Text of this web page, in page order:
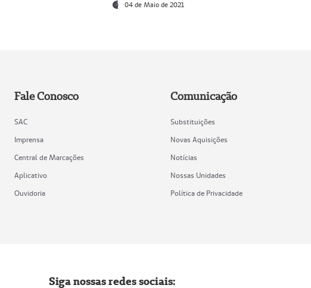
04 de Maio de 2021
Fale Conosco
SAC
Imprensa
Central de Marcações
Aplicativo
Ouvidoria
Comunicação
Substituições
Novas Aquisições
Notícias
Nossas Unidades
Política de Privacidade
Siga nossas redes sociais: